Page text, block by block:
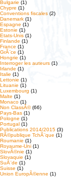
Bulgarie (1)
Chypre (1)
Conventions fiscales (2)
Danemark (1)
Espagne (1)
Estonie (1)
Etats-Unis (1)
Finlande (1)
France (1)
GrÃ¨ce (1)
Hongrie (1)
Interroger les auteurs (1)
Irlande (1)
Italie (1)
Lettonie (1)
Lituanie (1)
Luxembourg (1)
Malte (1)
Monaco (1)
Non ClassÃ©(66)
Pays-Bas (1)
Pologne (1)
Portugal (1)
Publications 2014/2015 (3)
RÃ©publique TchÃ¨que (1)
Roumanie (1)
Royaume-Uni (1)
SlovÃ©nie (1)
Slovaquie (1)
SuÃ¨de (1)
Suisse (1)
Union EuropÃ©enne (1)